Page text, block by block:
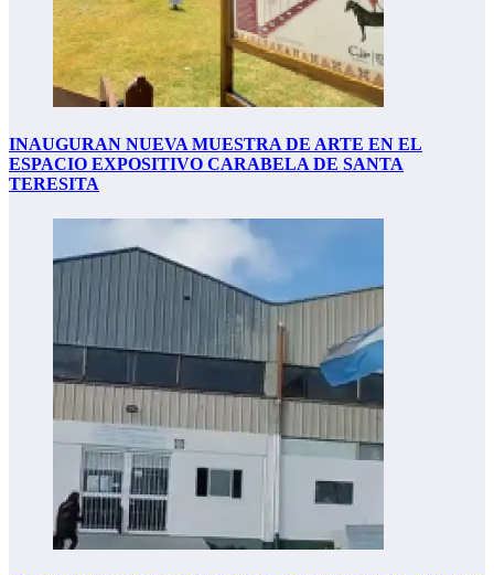
INAUGURAN NUEVA MUESTRA DE ARTE EN EL
ESPACIO EXPOSITIVO CARABELA DE SANTA
TERESITA